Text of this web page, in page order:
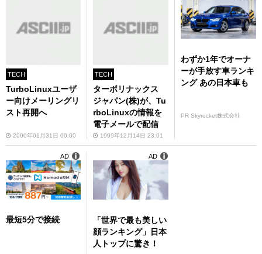
TECH
TurboLinuxユーザ
ー向けメーリングリ
スト再開へ
2000年01月31日 00:00
TECH
ターボリナックス
ジャパン(株)が、Tu
rboLinuxの情報を
電子メールで配信
1999年12月14日 23:01
わずか1年でオーナ
ーが手放す車ランキ
ング あの日本車も
PR Skyrocket株式会社
最短5分で接続
AD
「世界で最も美しい
顔ランキング」日本
人トップに驚き！
AD